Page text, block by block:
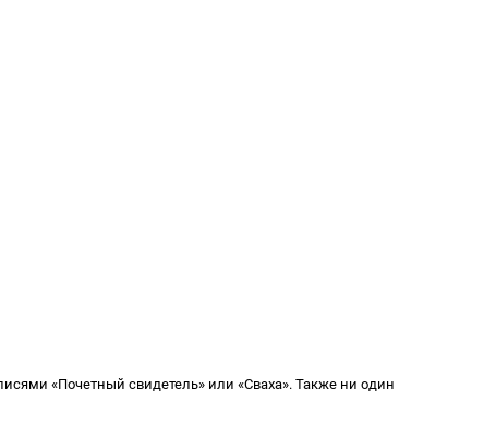
«Почетный свидетель» или «Сваха». Также ни один